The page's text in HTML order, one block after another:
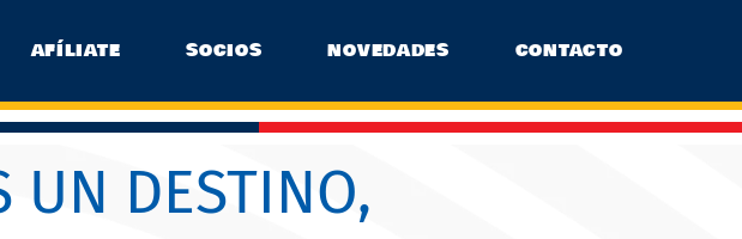
AFÍLIATE SOCIOS NOVEDADES CONTACTO
UN DESTINO,